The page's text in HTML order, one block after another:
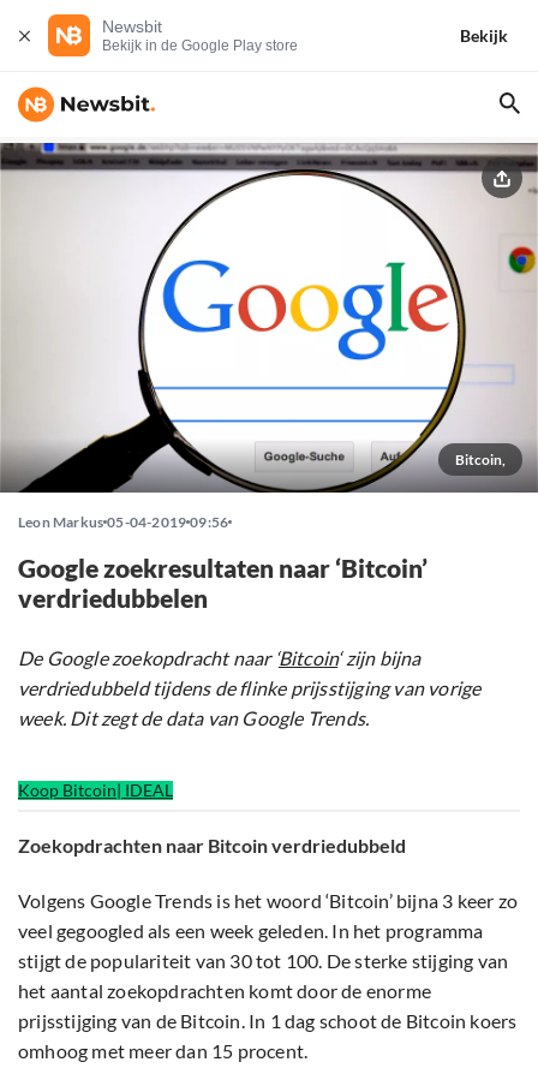
Newsbit
Bekijk in de Google Play store
Bekijk
Bitcoin,
Leon Markus 05-04-2019 09:56
Google zoekresultaten naar ‘Bitcoin’
verdriedubbelen
De Google zoekopdracht naar ‘Bitcoin‘ zijn bijna
verdriedubbeld tijdens de flinke prijsstijging van vorige
week. Dit zegt de data van Google Trends.
Koop Bitcoin| IDEAL
Zoekopdrachten naar Bitcoin verdriedubbeld
Volgens Google Trends is het woord ‘Bitcoin’ bijna 3 keer zo
veel gegoogled als een week geleden. In het programma
stijgt de populariteit van 30 tot 100. De sterke stijging van
het aantal zoekopdrachten komt door de enorme
prijsstijging van de Bitcoin. In 1 dag schoot de Bitcoin koers
omhoog met meer dan 15 procent.